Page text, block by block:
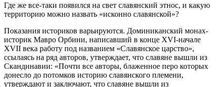
Где же все-таки появился на свет славянский этнос, и какую
территорию можно назвать «исконно славянской»?
Показания историков варьируются. Доминиканский монах-
историк Мавро Орбини, написавший в конце XVI-начале
XVII века работу под названием «Славянское царство»,
ссылаясь на ряд авторов, утверждает, что славяне вышли из
Скандинавии: «Почти все авторы, блаженное перо которых
донесло до потомков историю славянского племени,
утверждают и заключают, что славяне вышли из